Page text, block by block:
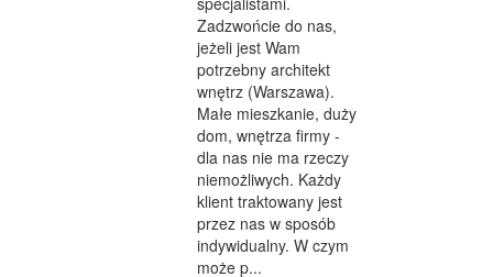
AGENCJE REKLAMOWE
MATERIAŁY REKLAMOWE
INNE AGENCJE
GIMNASTYKA
IMPREZY INTEGRACYJNE
HOBBY
BRANŻE
Zadzwońcie do nas,
jeżeli jest Wam
potrzebny architekt
wnętrz (Warszawa).
Małe mieszkanie, duży
dom, wnętrza firmy -
dla nas nie ma rzeczy
niemożliwych. Każdy
klient traktowany jest
przez nas w sposób
indywidualny. W czym
może p...